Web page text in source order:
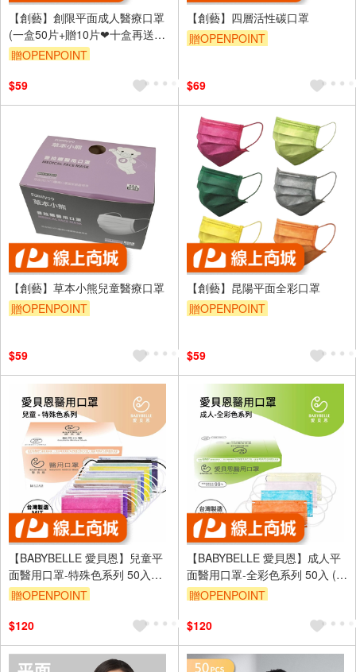
【創藝】創限平面成人醫療口罩
(一盒50片+贈10片❤十盒再送一
盒)
贈OPENPOINT
$59
【創藝】四層活性碳口罩
贈OPENPOINT
$69
【創藝】草本小熊兒童醫療口罩
贈OPENPOINT
$59
【創藝】昆陽平面全彩口罩
贈OPENPOINT
$59
【BABYBELLE 愛貝恩】兒童平
面醫用口罩-特殊色系列 50入
(11款選擇)
贈OPENPOINT
$120
【BABYBELLE 愛貝恩】成人平
面醫用口罩-全彩色系列 50入 (8
款選擇)
贈OPENPOINT
$120